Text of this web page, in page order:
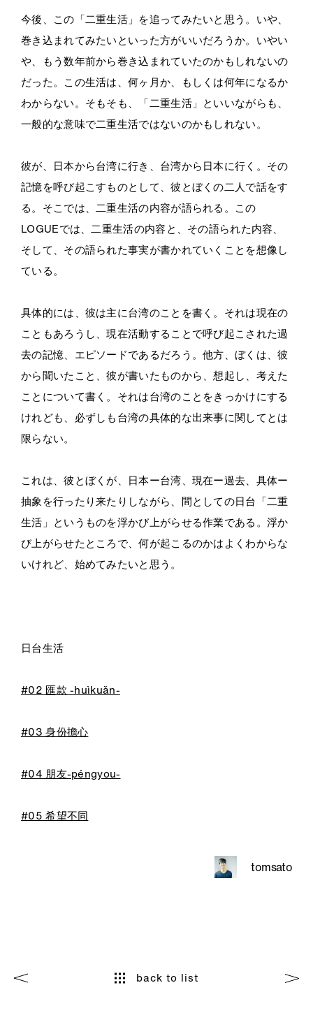
今後、この「二重生活」を追ってみたいと思う。いや、
巻き込まれてみたいといった方がいいだろうか。いやい
や、もう数年前から巻き込まれていたのかもしれないの
だった。この生活は、何ヶ月か、もしくは何年になるか
わからない。そもそも、「二重生活」といいながらも、
一般的な意味で二重生活ではないのかもしれない。
彼が、日本から台湾に行き、台湾から日本に行く。その
記憶を呼び起こすものとして、彼とぼくの二人で話をす
る。そこでは、二重生活の内容が語られる。この
LOGUEでは、二重生活の内容と、その語られた内容、
そして、その語られた事実が書かれていくことを想像し
ている。
具体的には、彼は主に台湾のことを書く。それは現在の
こともあろうし、現在活動することで呼び起こされた過
去の記憶、エピソードであるだろう。他方、ぼくは、彼
から聞いたこと、彼が書いたものから、想起し、考えた
ことについて書く。それは台湾のことをきっかけにする
けれども、必ずしも台湾の具体的な出来事に関してとは
限らない。
これは、彼とぼくが、日本ー台湾、現在ー過去、具体ー
抽象を行ったり来たりしながら、間としての日台「二重
生活」というものを浮かび上がらせる作業である。浮か
び上がらせたところで、何が起こるのかはよくわからな
いけれど、始めてみたいと思う。
日台生活
#02 匯款 -huìkuǎn-
#03 身份擔心
#04 朋友-péngyou-
#05 希望不同
tomsato
back to list